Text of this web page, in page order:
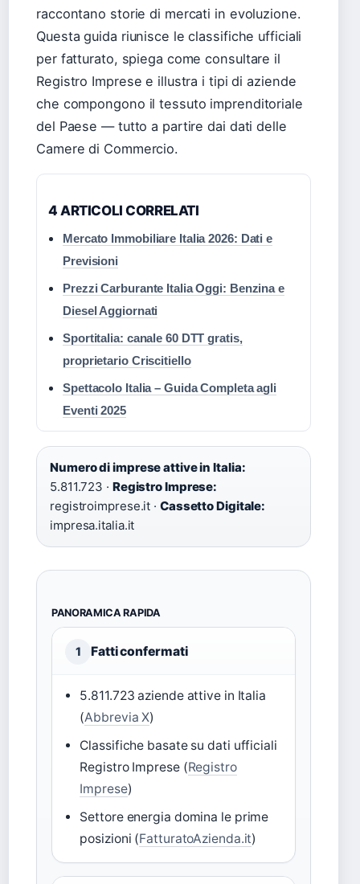
raccontano storie di mercati in evoluzione.
Questa guida riunisce le classifiche ufficiali
per fatturato, spiega come consultare il
Registro Imprese e illustra i tipi di aziende
che compongono il tessuto imprenditoriale
del Paese — tutto a partire dai dati delle
Camere di Commercio.
4 ARTICOLI CORRELATI
Mercato Immobiliare Italia 2026: Dati e
Previsioni
Prezzi Carburante Italia Oggi: Benzina e
Diesel Aggiornati
Sportitalia: canale 60 DTT gratis,
proprietario Criscitiello
Spettacolo Italia – Guida Completa agli
Eventi 2025
Numero di imprese attive in Italia:
5.811.723 · Registro Imprese:
registroimprese.it · Cassetto Digitale:
impresa.italia.it
PANORAMICA RAPIDA
1 Fatti confermati
5.811.723 aziende attive in Italia
(Abbrevia X)
Classifiche basate su dati ufficiali
Registro Imprese (Registro
Imprese)
Settore energia domina le prime
posizioni (FatturatoAzienda.it)